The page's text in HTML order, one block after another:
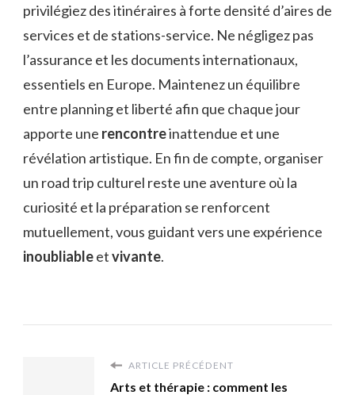
privilégiez des itinéraires à forte densité d’aires de
services et de stations-service. Ne négligez pas
l’assurance et les documents internationaux,
essentiels en Europe. Maintenez un équilibre
entre planning et liberté afin que chaque jour
apporte une rencontreinattendue et une
révélation artistique. En fin de compte, organiser
un road trip culturel reste une aventure où la
curiosité et la préparation se renforcent
mutuellement, vous guidant vers une expérience
inoubliableetvivante.
ARTICLE PRÉCÉDENT
Arts et thérapie : comment les